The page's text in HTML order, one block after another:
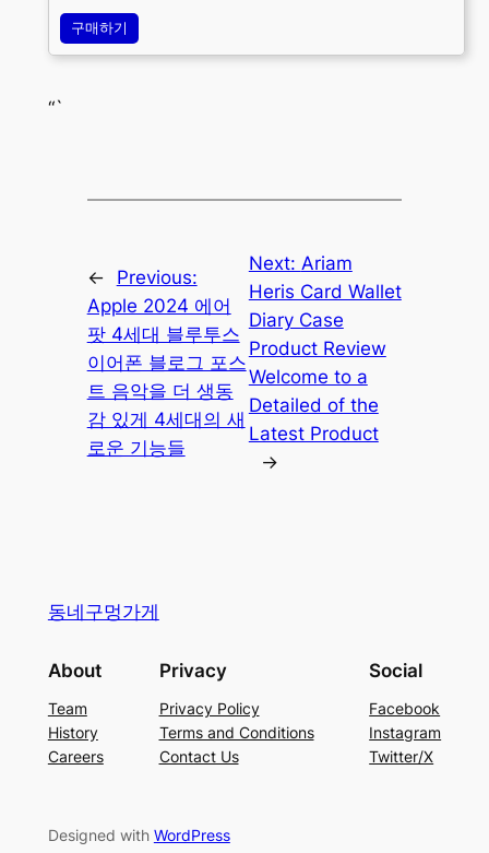
구매하기
“`
←
Previous:
Apple 2024 에어
팟 4세대 블루투스
이어폰 블로그 포스
트 음악을 더 생동
감 있게 4세대의 새
로운 기능들
Next: Ariam
Heris Card Wallet
Diary Case
Product Review
Welcome to a
Detailed of the
Latest Product
→
동네구멍가게
About
Team
History
Careers
Privacy
Privacy Policy
Terms and Conditions
Contact Us
Social
Facebook
Instagram
Twitter/X
Designed with WordPress